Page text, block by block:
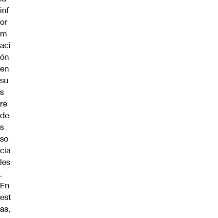
inf
or
m
aci
ón
en
su
s
re
de
s
so
cia
les
.
En
est
as,